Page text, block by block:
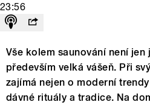
23:56
Vše kolem saunování není
především velká vášeň. Při
zajímá nejen o moderní
dávné rituály a tradice. Na